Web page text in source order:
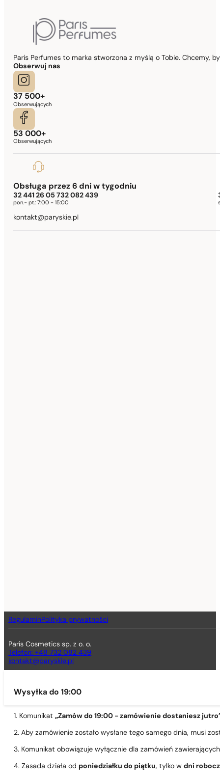
Paris Perfumes to marka stworzona z myślą o Tobie. Chcemy,
Obserwuj nas
37 500+
Obserwujących
53 000+
Obserwujących
Obsługa przez 6 dni w tygodniu
32 441 26 05 732 082 439
pon.- pt.: 7:00 - 15:00
kontakt@paryskie.pl
RegulaminPolityka prywatności
Paris Cosmetics sp. z o. o.
Telefon: +48 732 082 439
kontakt@paryskie.pl
Wysyłka do 19:00
1. Komunikat „Zamów do 19:00 - zamówienie dostaniesz
2. Aby zamówienie zostało wysłane tego samego dnia, musi
3. Komunikat obowiązuje wyłącznie dla zamówień
4. Zasada działa od poniedziałku do piątku, tylko w dni